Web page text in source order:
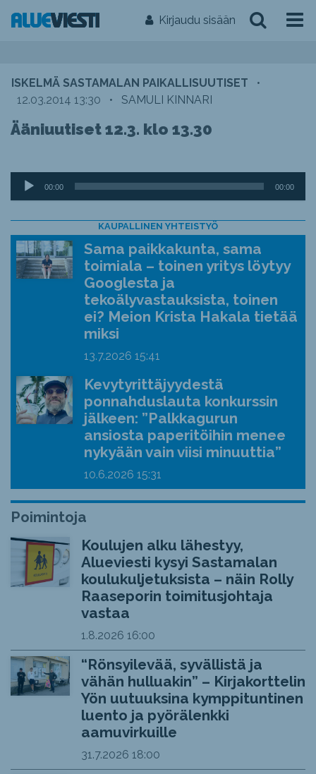
Kirjaudu sisään
ISKELMÄ SASTAMALAN PAIKALLISUUTISET
•
12.03.2014 13:30
• SAMULI KINNARI
Ääniuutiset 12.3. klo 13.30
Äänitoistin
00:00 00:00
KAUPALLINEN YHTEISTYÖ
Sama paikkakunta, sama
toimiala – toinen yritys löytyy
Googlesta ja
tekoälyvastauksista, toinen
ei? Meion Krista Hakala tietää
miksi
13.7.2026 15:41
Kevytyrittäjyydestä
ponnahduslauta konkurssin
jälkeen: ”Palkkagurun
ansiosta paperitöihin menee
nykyään vain viisi minuuttia”
10.6.2026 15:31
Poimintoja
Koulujen alku lähestyy,
Alueviesti kysyi Sastamalan
koulukuljetuksista – näin Rolly
Raaseporin toimitusjohtaja
vastaa
1.8.2026 16:00
“Rönsyilevää, syvällistä ja
vähän hulluakin” – Kirjakorttelin
Yön uutuuksina kymppituntinen
luento ja pyörälenkki
aamuvirkuille
31.7.2026 18:00